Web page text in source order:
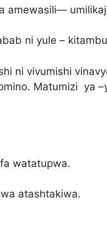
amewasili—
ni yule –
ni vivumishi
Matumizi ya
watatupwa.
atashtakiwa.